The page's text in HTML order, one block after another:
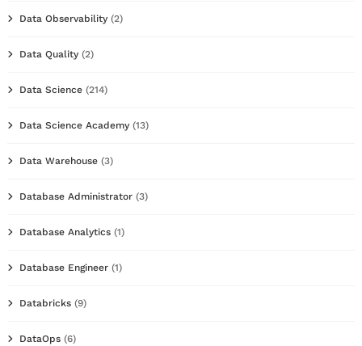
Data Observability (2)
Data Quality (2)
Data Science (214)
Data Science Academy (13)
Data Warehouse (3)
Database Administrator (3)
Database Analytics (1)
Database Engineer (1)
Databricks (9)
DataOps (6)